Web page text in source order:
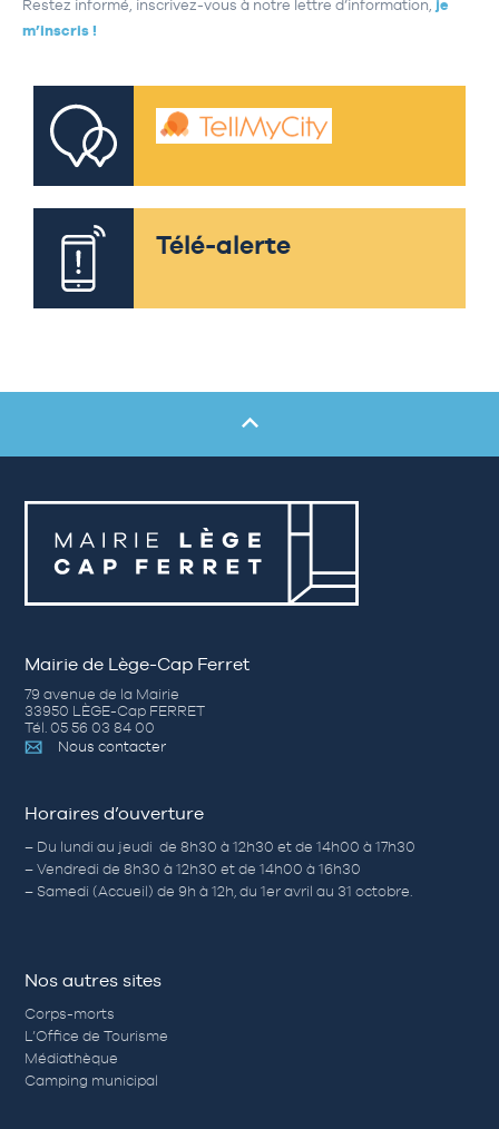
Restez informé, inscrivez-vous à notre lettre d’information, je
m’inscris !
Télé-alerte
Mairie de Lège-Cap Ferret
79 avenue de la Mairie
33950 LÈGE-Cap FERRET
Tél. 05 56 03 84 00
Nous contacter
Horaires d’ouverture
– Du lundi au jeudi de 8h30 à 12h30 et de 14h00 à 17h30
– Vendredi de 8h30 à 12h30 et de 14h00 à 16h30
– Samedi (Accueil) de 9h à 12h, du 1er avril au 31 octobre.
Nos autres sites
Corps-morts
L’Office de Tourisme
Médiathèque
Camping municipal